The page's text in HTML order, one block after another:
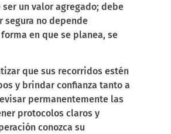
un valor agregado; debe
segura no depende
en que se planea, se
que sus recorridos estén
y brindar confianza tanto a
permanentemente las
protocolos claros y
conozca su